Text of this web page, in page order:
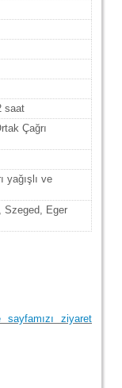
saat
Çağrı
yağışlı ve
Szeged, Eger
sayfamızı ziyaret